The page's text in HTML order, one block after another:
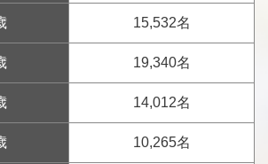
15,532名
19,340名
14,012名
10,265名